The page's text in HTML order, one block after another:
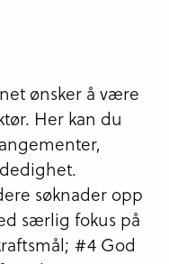
ønsker å være
Her kan du
søknader opp
særlig fokus på
#4 God